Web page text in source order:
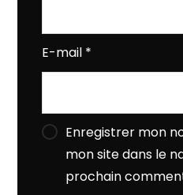
E-mail *
Enregistrer mon
mon site dans le
prochain